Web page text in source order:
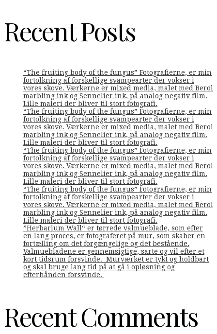
Recent Posts
“The fruiting body of the fungus” Fotografierne, er min
fortolkning af forskellige svampearter der vokser i
vores skove. Værkerne er mixed media, malet med Berol
marbling ink og Sennelier ink, på analog negativ film.
Lille maleri der bliver til stort fotografi.
“The fruiting body of the fungus” Fotografierne, er min
fortolkning af forskellige svampearter der vokser i
vores skove. Værkerne er mixed media, malet med Berol
marbling ink og Sennelier ink, på analog negativ film.
Lille maleri der bliver til stort fotografi.
“The fruiting body of the fungus” Fotografierne, er min
fortolkning af forskellige svampearter der vokser i
vores skove. Værkerne er mixed media, malet med Berol
marbling ink og Sennelier ink, på analog negativ film.
Lille maleri der bliver til stort fotografi.
“The fruiting body of the fungus” Fotografierne, er min
fortolkning af forskellige svampearter der vokser i
vores skove. Værkerne er mixed media, malet med Berol
marbling ink og Sennelier ink, på analog negativ film.
Lille maleri der bliver til stort fotografi.
”Herbarium Wall“ er tørrede valmueblade, som efter
en lang proces, er fotograferet på mur, som skaber en
fortælling om det forgængelige og det bestående.
Valmuebladene er gennemsigtige, sarte og vil efter et
kort tidsrum forsvinde. Murværket er tykt og holdbart
og skal bruge lang tid på at gå i opløsning og
efterhånden forsvinde.
Recent Comments